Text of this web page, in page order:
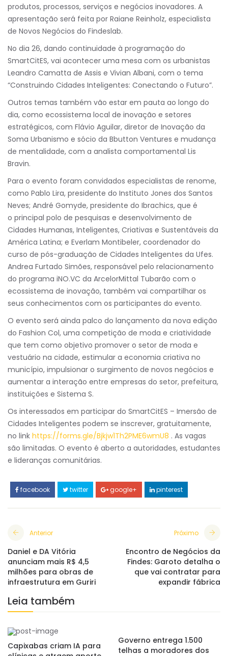
produtos, processos, serviços e negócios inovadores. A
apresentação será feita por Raiane Reinholz, especialista
de Novos Negócios do Findeslab.
No dia 26, dando continuidade à programação do
SmartCitES, vai acontecer uma mesa com os urbanistas
Leandro Camatta de Assis e Vivian Albani, com o tema
“Construindo Cidades Inteligentes: Conectando o Futuro”.
Outros temas também vão estar em pauta ao longo do
dia, como ecossistema local de inovação e setores
estratégicos, com Flávio Aguilar, diretor de Inovação da
Soma Urbanismo e sócio da Bbutton Ventures e mudança
de mentalidade, com a analista comportamental Lis
Bravin.
Para o evento foram convidados especialistas de renome,
como Pablo Lira, presidente do Instituto Jones dos Santos
Neves; André Gomyde, presidente do Ibrachics, que é
o principal polo de pesquisas e desenvolvimento de
Cidades Humanas, Inteligentes, Criativas e Sustentáveis da
América Latina; e Everlam Montibeler, coordenador do
curso de pós-graduação de Cidades Inteligentes da Ufes.
Andrea Furtado Simões, responsável pelo relacionamento
do programa iNO.VC da ArcelorMittal Tubarão com o
ecossistema de inovação, também vai compartilhar os
seus conhecimentos com os participantes do evento.
O evento será ainda palco do lançamento da nova edição
do Fashion Col, uma competição de moda e criatividade
que tem como objetivo promover o setor de moda e
vestuário na cidade, estimular a economia criativa no
município, impulsionar o surgimento de novos negócios e
aumentar a interação entre empresas do setor, prefeitura,
instituições e Sistema S.
Os interessados em participar do SmartCitES – Imersão de
Cidades Inteligentes podem se inscrever, gratuitamente,
no link https://forms.gle/Bjkjw1Th2PME6wmU8 . As vagas
são limitadas. O evento é aberto a autoridades, estudantes
e lideranças comunitárias.
facebook twitter google+ pinterest
Anterior
Daniel e DA Vitória
anunciam mais R$ 4,5
milhões para obras de
infraestrutura em Guriri
Próximo
Encontro de Negócios da
Findes: Garoto detalha o
que vai contratar para
expandir fábrica
Leia também
Capixabas criam IA para
Governo entrega 1.500
telhas a moradores dos